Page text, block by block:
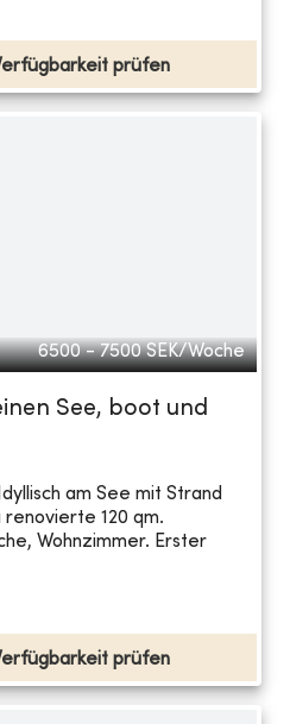
prüfen
6500 - 7500 SEK/Woche
See, boot und
am See mit Strand
120 qm.
Wohnzimmer. Erster
prüfen